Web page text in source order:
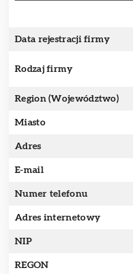
Data rejestracji firmy
Rodzaj firmy
Region (Województwo)
Miasto
Adres
E-mail
Numer telefonu
Adres internetowy
NIP
REGON